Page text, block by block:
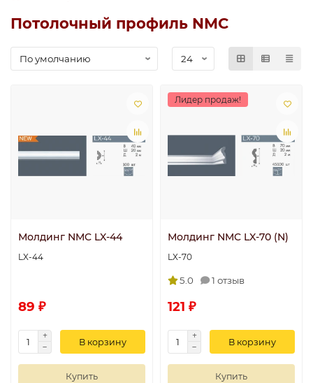
Потолочный профиль NMC
Молдинг NMC LX-44
LX-44
89 ₽
В корзину
Купить
Лидер продаж!
Молдинг NMC LX-70 (N)
LX-70
5.0 1 отзыв
121 ₽
В корзину
Купить